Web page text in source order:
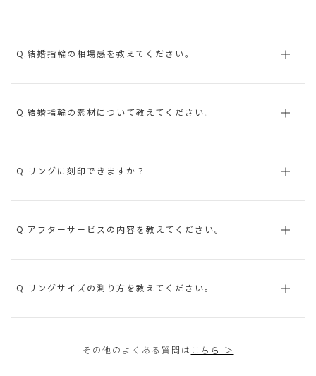
Q.結婚指輪の相場感を教えてください。
Q.結婚指輪の素材について教えてください。
Q.リングに刻印できますか？
Q.アフターサービスの内容を教えてください。
Q.リングサイズの測り方を教えてください。
その他のよくある質問は こちら ＞